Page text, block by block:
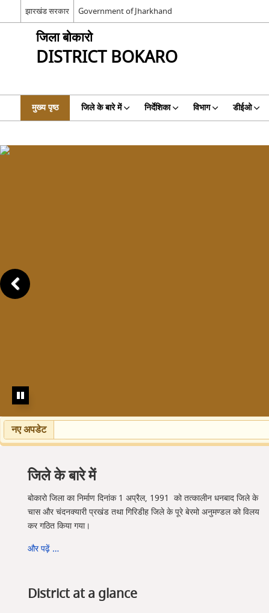
झारखंड सरकार Government of Jharkhand
जिला बोकारो
DISTRICT BOKARO
मुख्य पृष्ठ जिले के बारे में निर्देशिका विभाग डीईओ
नए अपडेट
जिले के बारे में
बोकारो जिला का निर्माण दिनांक 1 अप्रैल, 1991 को तत्कालीन धनबाद जिले के
चास और चंदनक्यारी प्रखंड तथा गिरिडीह जिले के पूरे बेरमो अनुमण्डल को विलय
कर गठित किया गया।
और पढ़ें …
District at a glance